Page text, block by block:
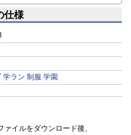
仕様
学ラン 制服 学園
イルをダウンロード後、